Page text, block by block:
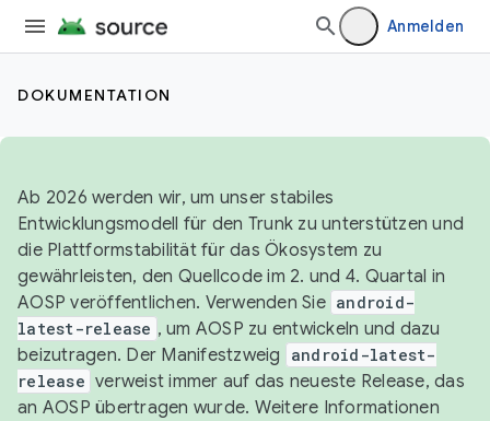
Anmelden
DOKUMENTATION
Ab 2026 werden wir, um unser stabiles
Entwicklungsmodell für den Trunk zu unterstützen und
die Plattformstabilität für das Ökosystem zu
gewährleisten, den Quellcode im 2. und 4. Quartal in
AOSP veröffentlichen. Verwenden Sie android-
latest-release , um AOSP zu entwickeln und dazu
beizutragen. Der Manifestzweig
android-latest-
release verweist immer auf das neueste Release, das
an AOSP übertragen wurde. Weitere Informationen